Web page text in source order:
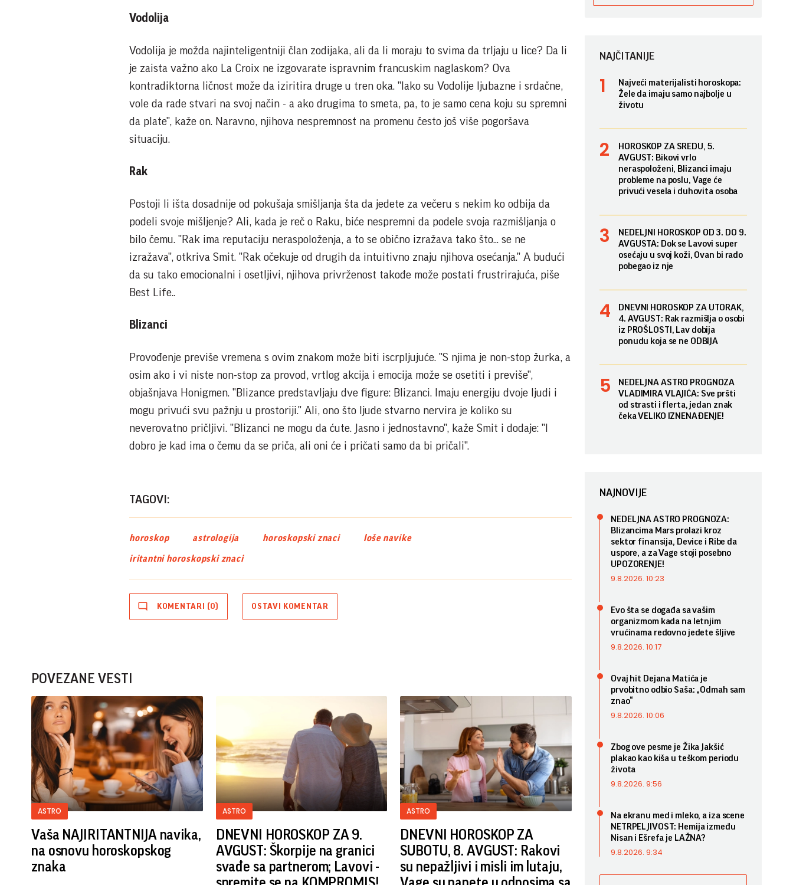
Vodolija
Vodolija je možda najinteligentniji član zodijaka, ali da li moraju to svima da trljaju u lice? Da li
je zaista važno ako La Croix ne izgovarate ispravnim francuskim naglaskom? Ova
kontradiktorna ličnost može da iziritira druge u tren oka. "Iako su Vodolije ljubazne i srdačne,
vole da rade stvari na svoj način - a ako drugima to smeta, pa, to je samo cena koju su spremni
da plate", kaže on. Naravno, njihova nespremnost na promenu često još više pogoršava
situaciju.
Rak
Postoji li išta dosadnije od pokušaja smišljanja šta da jedete za večeru s nekim ko odbija da
podeli svoje mišljenje? Ali, kada je reč o Raku, biće nespremni da podele svoja razmišljanja o
bilo čemu. "Rak ima reputaciju neraspoloženja, a to se obično izražava tako što... se ne
izražava", otkriva Smit. "Rak očekuje od drugih da intuitivno znaju njihova osećanja." A budući
da su tako emocionalni i osetljivi, njihova privrženost takođe može postati frustrirajuća, piše
Best Life..
Blizanci
Provođenje previše vremena s ovim znakom može biti iscrpljujuće. "S njima je non-stop žurka, a
osim ako i vi niste non-stop za provod, vrtlog akcija i emocija može se osetiti i previše",
objašnjava Honigmen. "Blizance predstavljaju dve figure: Blizanci. Imaju energiju dvoje ljudi i
mogu privući svu pažnju u prostoriji." Ali, ono što ljude stvarno nervira je koliko su
neverovatno pričljivi. "Blizanci ne mogu da ćute. Jasno i jednostavno", kaže Smit i dodaje: "I
dobro je kad ima o čemu da se priča, ali oni će i pričati samo da bi pričali".
TAGOVI:
horoskop astrologija horoskopski znaci loše navike
iritantni horoskopski znaci
KOMENTARI (0) OSTAVI KOMENTAR
POVEZANE VESTI
ASTRO
Vaša NAJIRITANTNIJA navika,
na osnovu horoskopskog
znaka
ASTRO
DNEVNI HOROSKOP ZA 9.
AVGUST: Škorpije na granici
svađe sa partnerom; Lavovi -
ASTRO
DNEVNI HOROSKOP ZA
SUBOTU, 8. AVGUST: Rakovi
su nepažljivi i misli im lutaju,
NAJČITANIJE
Najveći materijalisti horoskopa:
Žele da imaju samo najbolje u
životu
HOROSKOP ZA SREDU, 5.
AVGUST: Bikovi vrlo
neraspoloženi, Blizanci imaju
probleme na poslu, Vage će
privući vesela i duhovita osoba
NEDELJNI HOROSKOP OD 3. DO 9.
AVGUSTA: Dok se Lavovi super
osećaju u svoj koži, Ovan bi rado
pobegao iz nje
DNEVNI HOROSKOP ZA UTORAK,
4. AVGUST: Rak razmišlja o osobi
iz PROŠLOSTI, Lav dobija
ponudu koja se ne ODBIJA
NEDELJNA ASTRO PROGNOZA
VLADIMIRA VLAJIĆA: Sve pršti
od strasti i flerta, jedan znak
čeka VELIKO IZNENAĐENJE!
NAJNOVIJE
NEDELJNA ASTRO PROGNOZA:
Blizancima Mars prolazi kroz
sektor finansija, Device i Ribe da
uspore, a za Vage stoji posebno
UPOZORENJE!
9.8.2026. 10:23
Evo šta se događa sa vašim
organizmom kada na letnjim
vrućinama redovno jedete šljive
9.8.2026. 10:17
Ovaj hit Dejana Matića je
prvobitno odbio Saša: „Odmah sam
znao“
9.8.2026. 10:06
Zbog ove pesme je Žika Jakšić
plakao kao kiša u teškom periodu
života
9.8.2026. 9:56
Na ekranu med i mleko, a iza scene
NETRPELJIVOST: Hemija između
Nisan i Ešrefa je LAŽNA?
9.8.2026. 9:34